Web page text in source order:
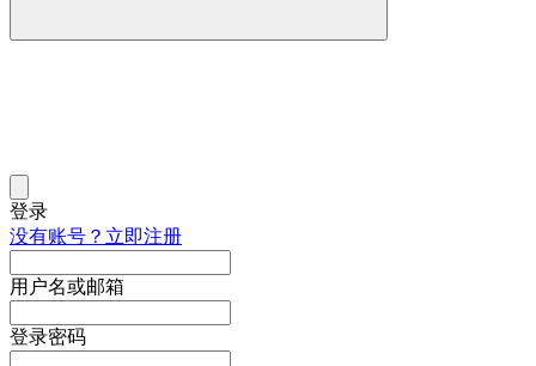
登录
没有账号？立即注册
用户名或邮箱
登录密码